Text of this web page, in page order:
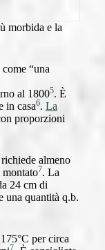
morbida e la
“una
al 18005. È
in casa6. La
proporzioni
almeno
montato7. La
24 cm di
una quantità q.b.
per circa